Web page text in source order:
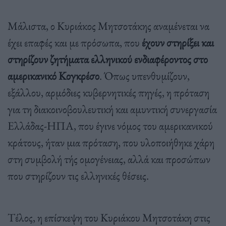
Μάλιστα, ο Κυριάκος Μητσοτάκης αναμένεται να
έχει επαφές και με πρόσωπα, που έχουν στηρίξει και
στηρίζουν ζητήματα ελληνικού ενδιαφέροντος στο
αμερικανικό Κογκρέσο. Όπως υπενθυμίζουν,
εξάλλου, αρμόδιες κυβερνητικές πηγές, η πρόταση
για τη διακοινοβουλευτική και αμυντική συνεργασία
Ελλάδας-ΗΠΑ, που έγινε νόμος του αμερικανικού
κράτους, ήταν μια πρόταση, που υλοποιήθηκε χάρη
στη συμβολή τής ομογένειας, αλλά και προσώπων
που στηρίζουν τις ελληνικές θέσεις.
Τέλος, η επίσκεψη του Κυριάκου Μητσοτάκη στις